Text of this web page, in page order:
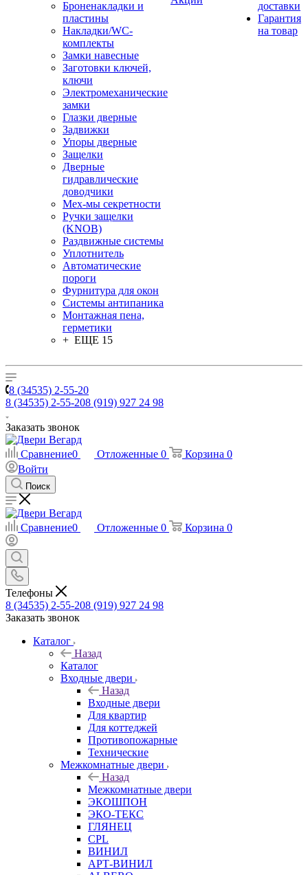
Броненакладки и
пластины
Накладки/WC-
комплекты
Замки навесные
Заготовки ключей,
ключи
Электромеханические
замки
Глазки дверные
Задвижки
Упоры дверные
Защелки
Дверные
гидравлические
доводчики
Мех-мы секретности
Ручки защелки
(KNOB)
Раздвижные системы
Уплотнитель
Автоматические
пороги
Фурнитура для окон
Системы антипаника
Монтажная пена,
герметики
+ ЕЩЕ 15
доставки
Гарантия
на товар
8 (34535) 2-55-20
8 (34535) 2-55-208 (919) 927 24 98
Заказать звонок
Сравнение0 Отложенные 0 Корзина 0
Войти
Поиск
Сравнение0 Отложенные 0 Корзина 0
Телефоны
8 (34535) 2-55-208 (919) 927 24 98
Заказать звонок
Каталог
Назад
Каталог
Входные двери
Назад
Входные двери
Для квартир
Для коттеджей
Противопожарные
Технические
Межкомнатные двери
Назад
Межкомнатные двери
ЭКОШПОН
ЭКО-ТЕКС
ГЛЯНЕЦ
CPL
ВИНИЛ
АРТ-ВИНИЛ